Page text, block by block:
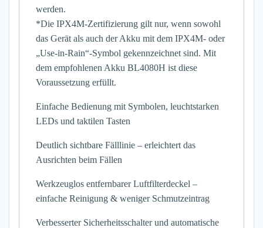
werden.
*Die IPX4M-Zertifizierung gilt nur, wenn sowohl
das Gerät als auch der Akku mit dem IPX4M- oder
„Use-in-Rain“-Symbol gekennzeichnet sind. Mit
dem empfohlenen Akku BL4080H ist diese
Voraussetzung erfüllt.
Einfache Bedienung mit Symbolen, leuchtstarken
LEDs und taktilen Tasten
Deutlich sichtbare Fälllinie – erleichtert das
Ausrichten beim Fällen
Werkzeuglos entfernbarer Luftfilterdeckel –
einfache Reinigung & weniger Schmutzeintrag
Verbesserter Sicherheitsschalter und automatische